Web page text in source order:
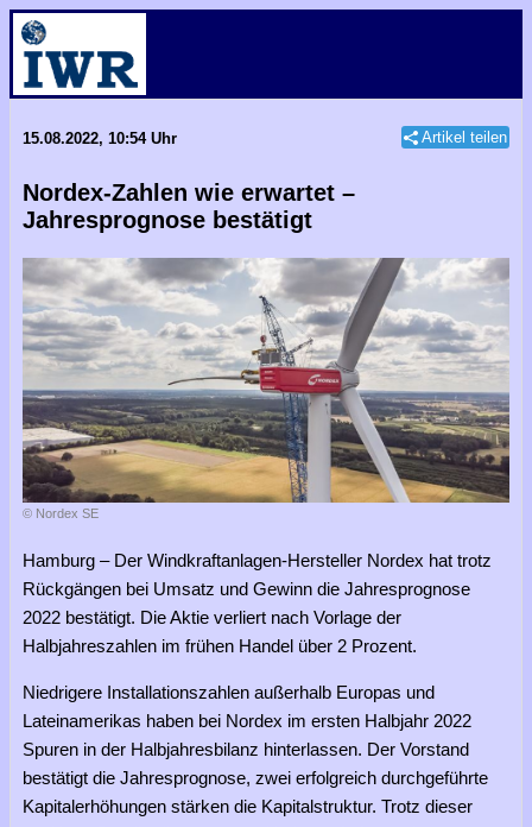
15.08.2022, 10:54 Uhr Artikel teilen
Nordex-Zahlen wie erwartet –
Jahresprognose bestätigt
© Nordex SE
Hamburg – Der Windkraftanlagen-Hersteller Nordex hat trotz
Rückgängen bei Umsatz und Gewinn die Jahresprognose
2022 bestätigt. Die Aktie verliert nach Vorlage der
Halbjahreszahlen im frühen Handel über 2 Prozent.
Niedrigere Installationszahlen außerhalb Europas und
Lateinamerikas haben bei Nordex im ersten Halbjahr 2022
Spuren in der Halbjahresbilanz hinterlassen. Der Vorstand
bestätigt die Jahresprognose, zwei erfolgreich durchgeführte
Kapitalerhöhungen stärken die Kapitalstruktur. Trotz dieser